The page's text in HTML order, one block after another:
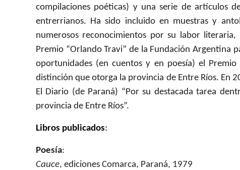
compilaciones poéticas) y una serie de artículos
entrerrianos. Ha sido incluido en muestras y
numerosos reconocimientos por su labor
Premio “Orlando Travi” de la Fundación Argentina
oportunidades (en cuentos y en poesía) el Premio
distinción que otorga la provincia de Entre Ríos. En
El Diario (de Paraná) “Por su destacada tarea
provincia de Entre Ríos”.
Libros publicados:
Poesía:
Cauce, ediciones Comarca, Paraná, 1979